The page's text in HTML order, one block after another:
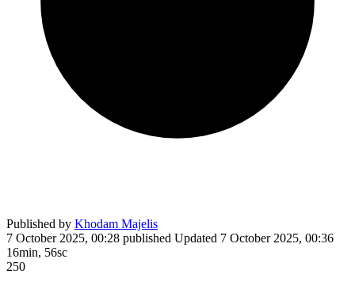
Published by Khodam Majelis
7 October 2025, 00:28 published Updated 7 October 2025, 00:36
16min, 56sc
250